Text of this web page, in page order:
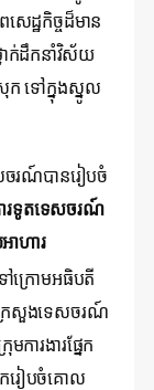
េដ្ឋកិច្ចដ៏មាន
នាក់ដឹកនាំវិស័យ
ក ទៅក្នុងស្នូល
ចរណ៍បានរៀបចំ
រទូតទេសចរណ៍
ាហារ
ៅក្រោមអធិបតី
ក្រសួងទេសចរណ៍
ារងារផ្នែក
ករៀបចំគោល